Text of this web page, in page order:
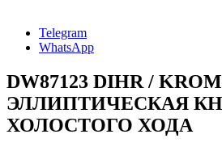
Telegram
WhatsApp
DW87123 DIHR /
ЭЛЛИПТИЧЕСКАЯ
ХОЛОСТОГО ХОДА